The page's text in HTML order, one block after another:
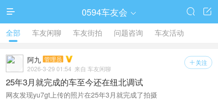
 0594车友会  

全部 车友闲聊 车友街拍 问题咨询 车友活动
 关注
阿九 管理员
2026-3-29 01:54 来自 车友闲聊
25年3月就完成的车至今还在纽北调试
网友发现yu7gt上传的照片在25年3月就完成了拍摄